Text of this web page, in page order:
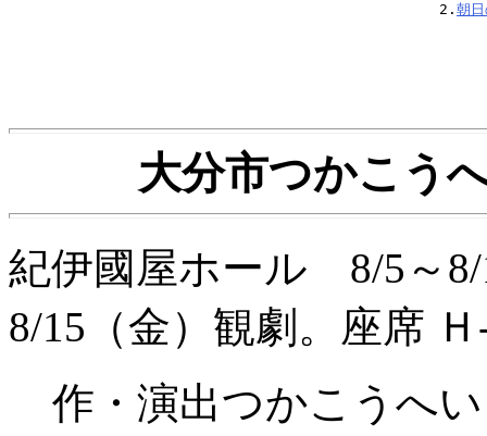
2. 朝
大分市つかこう
紀伊國屋ホール 8/5
8/15（金）観劇。座席 Ｈ
作・演出つかこうへい